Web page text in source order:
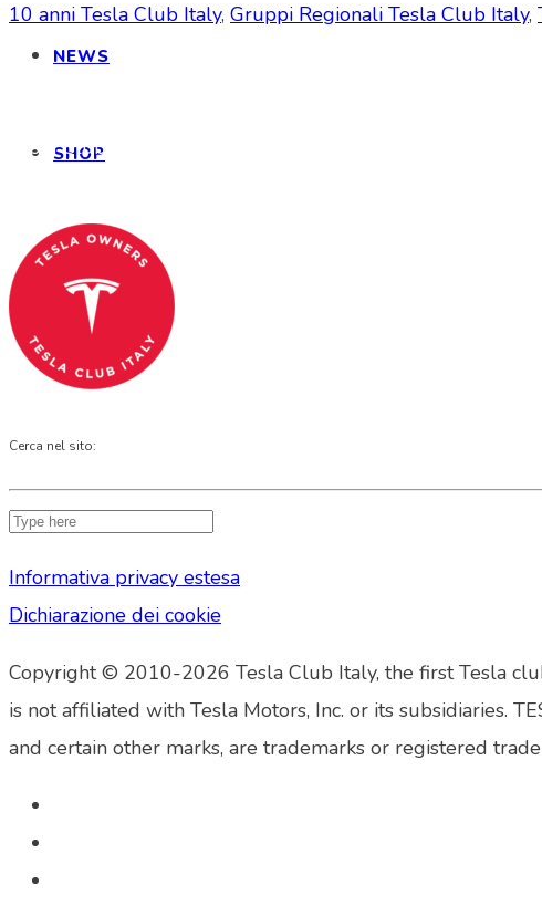
NEWS
SHOP
10 anni Tesla Club Italy, Gruppi Regionali Tesla Club Italy,
Tesla Club Italy is the first Tesla club in Italy and
Cerca nel sito:
Informativa privacy estesa
Dichiarazione dei cookie
Copyright © 2010-2026 Tesla Club Italy, the first Tesla
is not affiliated with Tesla Motors, Inc. or its subsidiaries.
and certain other marks, are trademarks or registered